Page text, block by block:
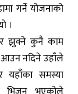
गर्ने योजनाको
।
झुक्ने कुनै काम
आउन नदिने उहाँले
यहाँका समस्या